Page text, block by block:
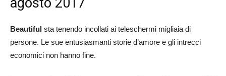
Beautiful sta tenendo incollati ai teleschermi migliaia di
persone. Le sue entusiasmanti storie d’amore e gli intrecci
economici non hanno fine.